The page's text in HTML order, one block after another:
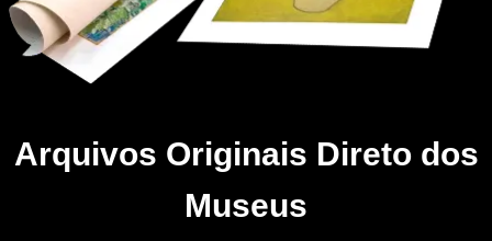
Arquivos Originais Direto dos
Museus